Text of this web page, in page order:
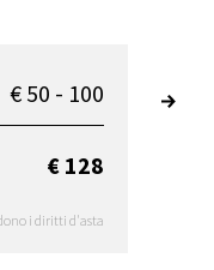
€ 50 - 100
€ 128
i diritti d'asta